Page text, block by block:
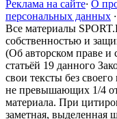
Реклама на сайте· О
персональных данных ·
Все материалы
собственностью и
(Об авторском праве и
статьёй 19 данного
свои тексты без
не превышающих 1/4
материала. При
заметная, выделенная